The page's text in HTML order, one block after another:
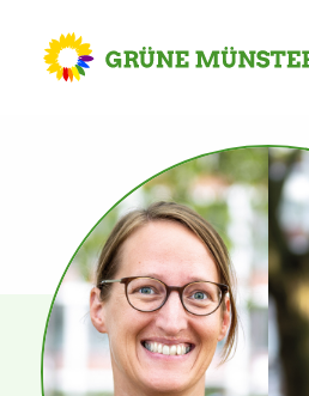
Partei
Kreisvorstand
Kreisgeschäftsstelle
Mitgliederversammlung